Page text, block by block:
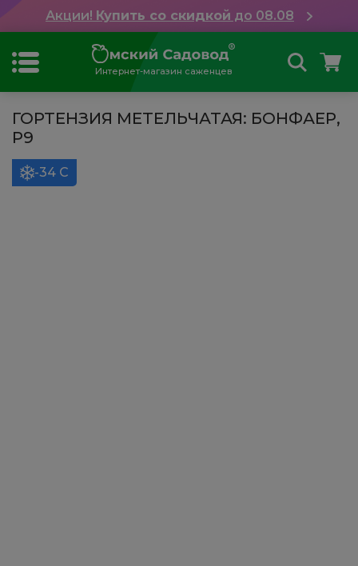
Акции! Купить со скидкой до 08.08
Интернет-магазин саженцев
ГОРТЕНЗИЯ МЕТЕЛЬЧАТАЯ: БОНФАЕР,
Р9
-34 С